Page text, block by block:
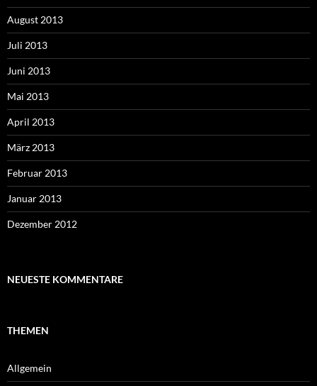
August 2013
Juli 2013
Juni 2013
Mai 2013
April 2013
März 2013
Februar 2013
Januar 2013
Dezember 2012
NEUESTE KOMMENTARE
THEMEN
Allgemein